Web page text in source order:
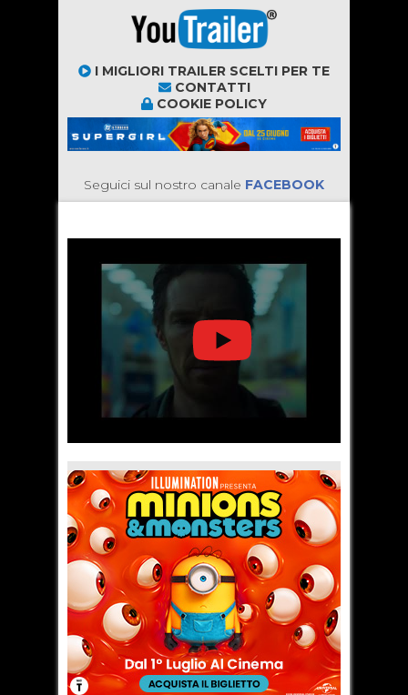
I MIGLIORI TRAILER SCELTI PER TE
CONTATTI
COOKIE POLICY
Seguici sul nostro canale FACEBOOK